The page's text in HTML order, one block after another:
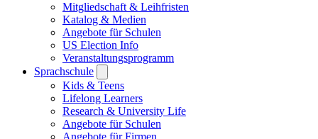
Mitgliedschaft & Leihfristen
Katalog & Medien
Angebote für Schulen
US Election Info
Veranstaltungsprogramm
Sprachschule
submenu
Kids & Teens
Lifelong Learners
Research & University Life
Angebote für Schulen
Angebote für Firmen